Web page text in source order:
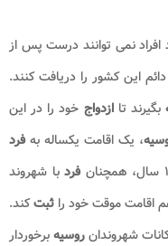
افراد نمی توانند درست پس از
این کشور را دریافت کنند.
بگیرند تاازدواج خود را در این
، یک اقامت یکساله بهفرد
فرد با شهروند
اقامت موقت خود را ثبتکند.
شهروندانروسیهبرخوردار